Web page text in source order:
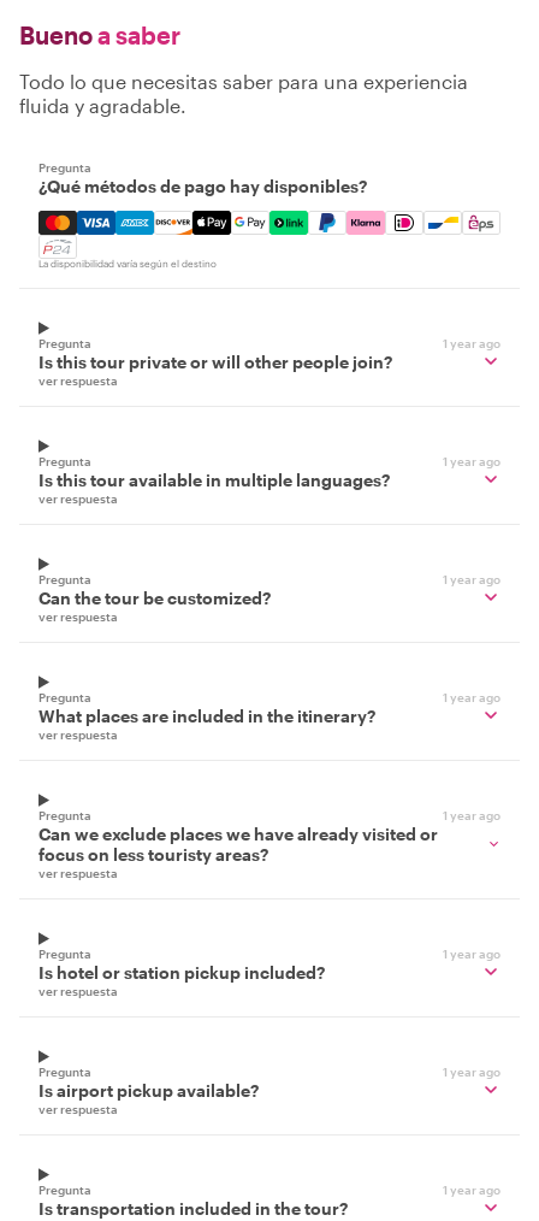
Buenoa saber
Todo lo que necesitas saber para una experiencia
fluida y agradable.
Pregunta
¿Qué métodos de pago hay disponibles?
Mastercard, Visa, Amex, Discover, Apple Pay, Google
La disponibilidad varía según el destino
Pregunta 1 year ago
Is this tour private or will other people join?
ver respuesta
Pregunta 1 year ago
Is this tour available in multiple languages?
ver respuesta
Pregunta 1 year ago
Can the tour be customized?
ver respuesta
Pregunta 1 year ago
What places are included in the itinerary?
ver respuesta
Pregunta 1 year ago
Can we exclude places we have already visited or
focus on less touristy areas?
ver respuesta
Pregunta 1 year ago
Is hotel or station pickup included?
ver respuesta
Pregunta 1 year ago
Is airport pickup available?
ver respuesta
Pregunta 1 year ago
Is transportation included in the tour?